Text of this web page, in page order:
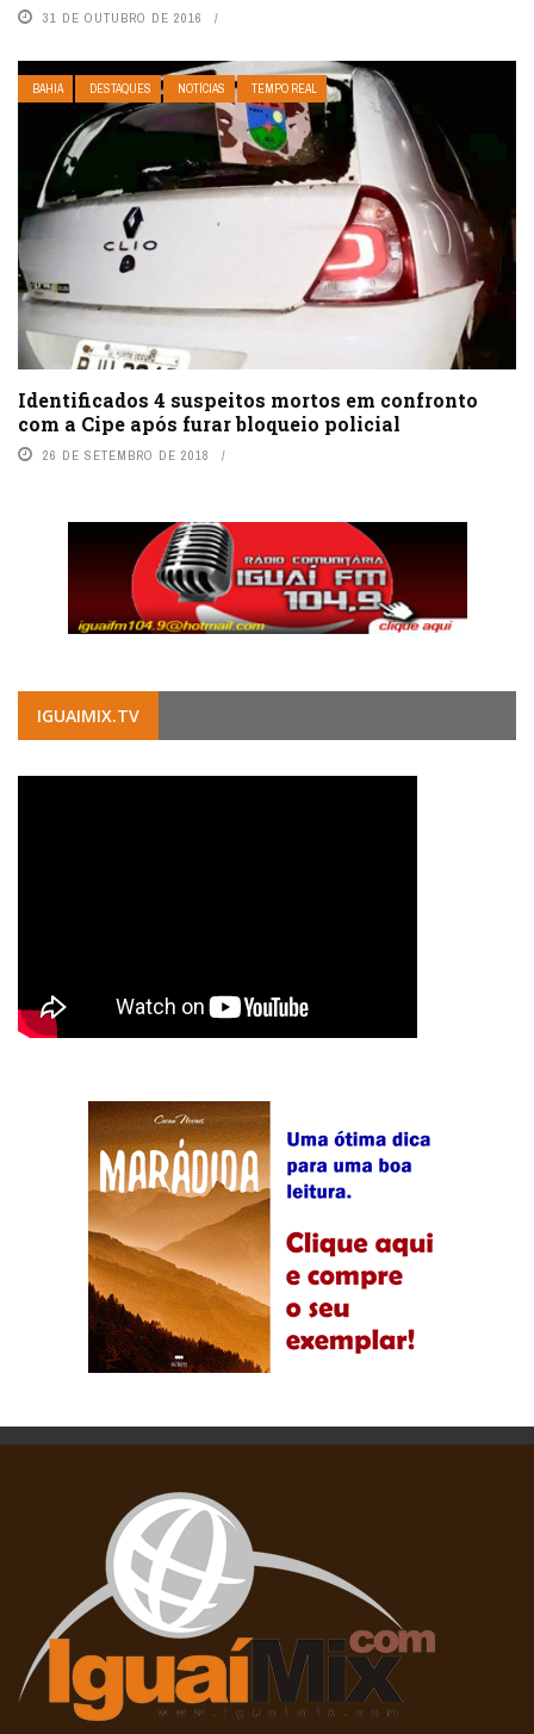
31 DE OUTUBRO DE 2016
BAHIA DESTAQUES NOTÍCIAS TEMPO REAL
Identificados 4 suspeitos mortos em confronto
com a Cipe após furar bloqueio policial
26 DE SETEMBRO DE 2018
IGUAIMIX.TV